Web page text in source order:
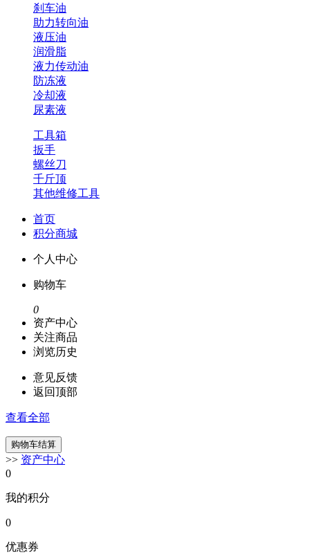
刹车油
助力转向油
液压油
润滑脂
液力传动油
防冻液
冷却液
尿素液
工具箱
扳手
螺丝刀
千斤顶
其他维修工具
首页
积分商城
个人中心
购物车
0
资产中心
关注商品
浏览历史
意见反馈
返回顶部
查看全部
>> 资产中心
0
我的积分
0
优惠券